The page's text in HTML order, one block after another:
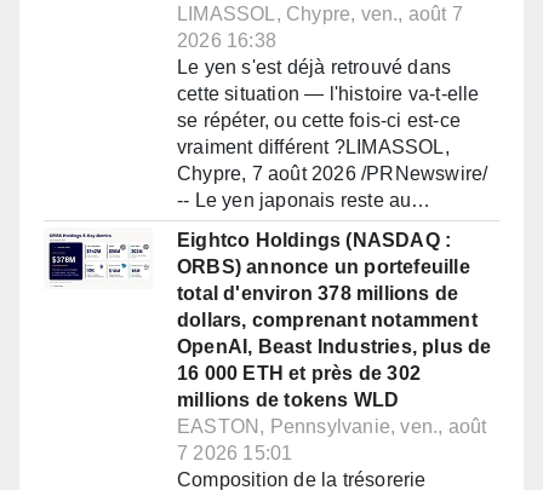
LIMASSOL, Chypre, ven., août 7
2026 16:38
Le yen s'est déjà retrouvé dans
cette situation — l'histoire va-t-elle
se répéter, ou cette fois-ci est-ce
vraiment différent ?LIMASSOL,
Chypre, 7 août 2026 /PRNewswire/
-- Le yen japonais reste au…
Eightco Holdings (NASDAQ :
ORBS) annonce un portefeuille
total d'environ 378 millions de
dollars, comprenant notamment
OpenAI, Beast Industries, plus de
16 000 ETH et près de 302
millions de tokens WLD
EASTON, Pennsylvanie, ven., août
7 2026 15:01
Composition de la trésorerie